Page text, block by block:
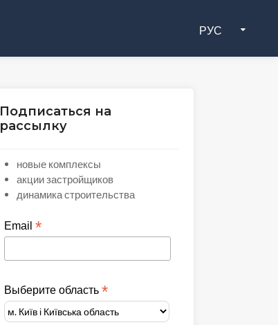
РУС
Подписаться на
рассылку
новые комплексы
акции застройщиков
динамика строительства
Email*
Выберите область*